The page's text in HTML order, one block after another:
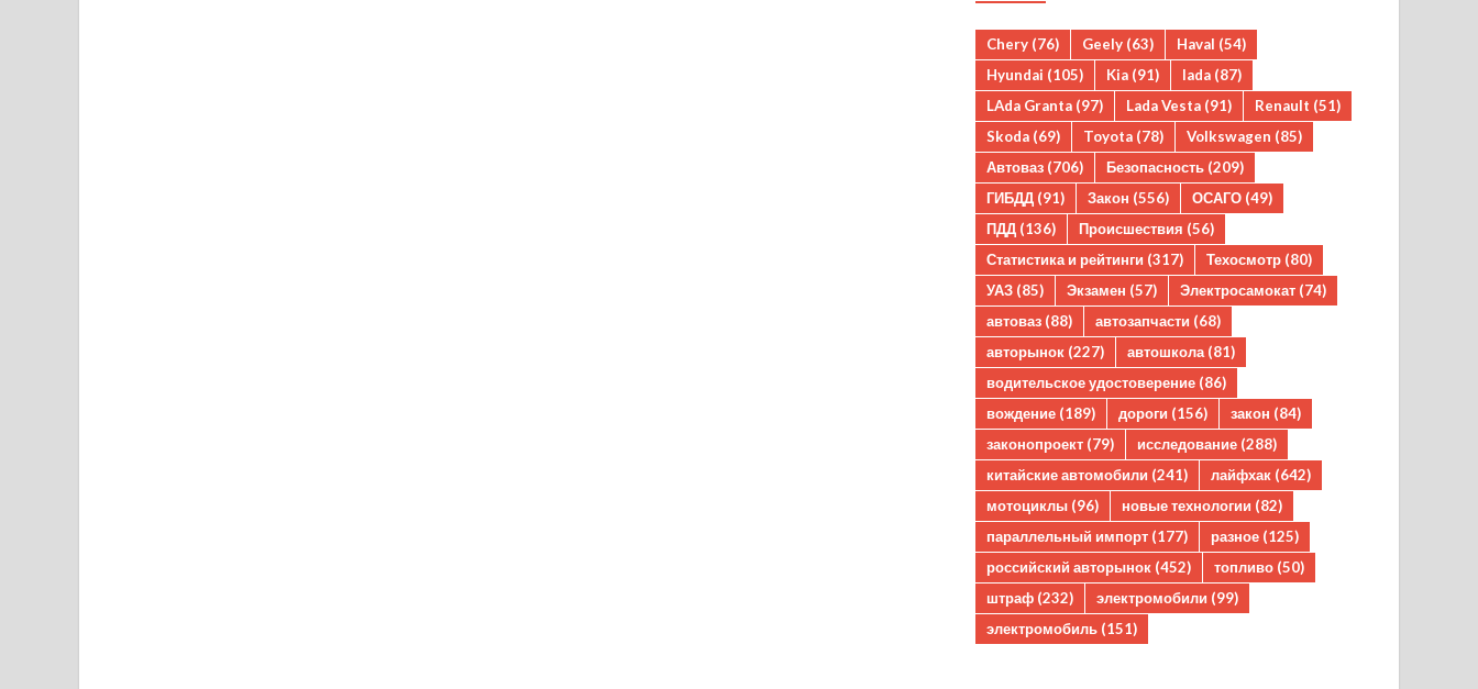
Chery (76) Geely (63) Haval (54)
Hyundai (105) Kia (91) lada (87)
LAda Granta (97) Lada Vesta (91) Renault (51)
Skoda (69) Toyota (78) Volkswagen (85)
Автоваз (706) Безопасность (209)
ГИБДД (91) Закон (556) ОСАГО (49)
ПДД (136) Происшествия (56)
Статистика и рейтинги (317) Техосмотр (80)
УАЗ (85) Экзамен (57) Электросамокат (74)
автоваз (88) автозапчасти (68)
авторынок (227) автошкола (81)
водительское удостоверение (86)
вождение (189) дороги (156) закон (84)
законопроект (79) исследование (288)
китайские автомобили (241) лайфхак (642)
мотоциклы (96) новые технологии (82)
параллельный импорт (177) разное (125)
российский авторынок (452) топливо (50)
штраф (232) электромобили (99)
электромобиль (151)